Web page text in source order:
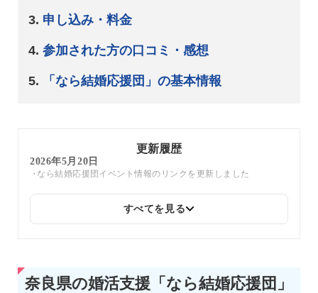
申し込み・料金
参加された方の口コミ・感想
「なら結婚応援団」の基本情報
更新履歴
2026年5月20日
なら結婚応援団イベント情報のリンクを更新しました
すべてを見る
奈良県の婚活支援「なら結婚応援団」